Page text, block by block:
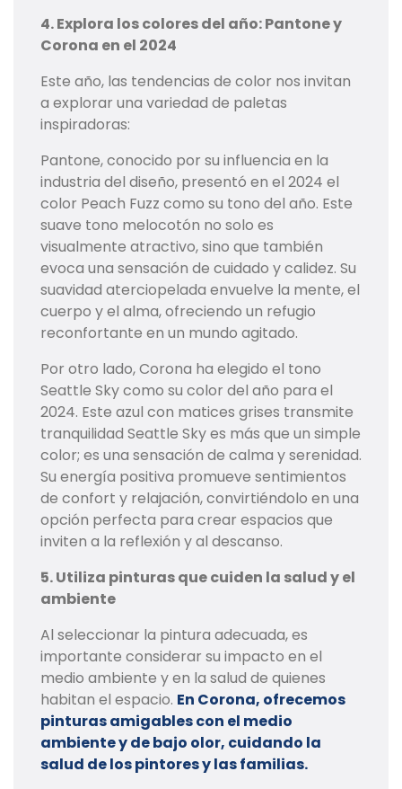
4. Explora los colores del año: Pantone y
Corona en el 2024
Este año, las tendencias de color nos invitan
a explorar una variedad de paletas
inspiradoras:
Pantone, conocido por su influencia en la
industria del diseño, presentó en el 2024 el
color Peach Fuzz como su tono del año. Este
suave tono melocotón no solo es
visualmente atractivo, sino que también
evoca una sensación de cuidado y calidez. Su
suavidad aterciopelada envuelve la mente, el
cuerpo y el alma, ofreciendo un refugio
reconfortante en un mundo agitado.
Por otro lado, Corona ha elegido el tono
Seattle Sky como su color del año para el
2024. Este azul con matices grises transmite
tranquilidad Seattle Sky es más que un simple
color; es una sensación de calma y serenidad.
Su energía positiva promueve sentimientos
de confort y relajación, convirtiéndolo en una
opción perfecta para crear espacios que
inviten a la reflexión y al descanso.
5. Utiliza pinturas que cuiden la salud y el
ambiente
Al seleccionar la pintura adecuada, es
importante considerar su impacto en el
medio ambiente y en la salud de quienes
habitan el espacio. En Corona, ofrecemos
pinturas amigables con el medio
ambiente y de bajo olor, cuidando la
salud de los pintores y las familias.